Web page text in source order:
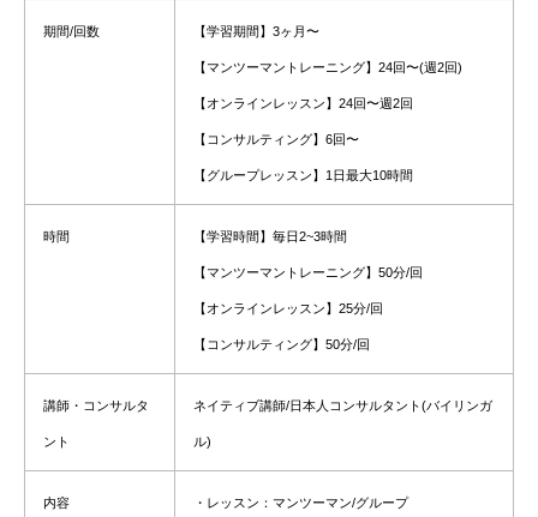
期間/回数 【学習期間】3ヶ月〜
【マンツーマントレーニング】24回〜(週2回)
【オンラインレッスン】 24回〜週2回
【コンサルティング】6回〜
【グループレッスン】1日最大10時間
時間 【学習時間】 毎日2~3時間
【マンツーマントレーニング】 50分/回
【オンラインレッスン】25分/回
【コンサルティング】 50分/回
講師・コンサルタ
ント
ネイティブ講師/日本人コンサルタント(バイリンガ
ル)
内容 ・レッスン：マンツーマン/グループ